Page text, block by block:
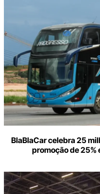
BlaBlaCar celebra 25
promoção de 25%